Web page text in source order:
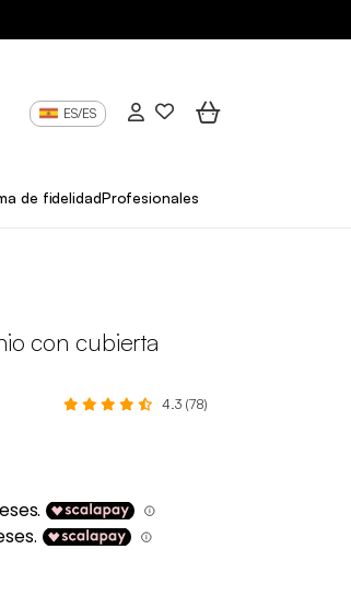
ES/ES
de fidelidadProfesionales
con cubierta
4.3 (78)